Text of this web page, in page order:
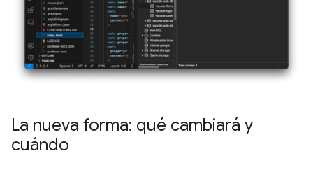
La nueva forma: qué cambiará y
cuándo